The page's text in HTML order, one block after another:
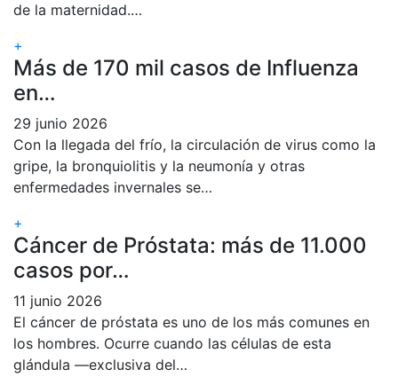
de la maternidad.…
+
Más de 170 mil casos de Influenza
en…
29 junio 2026
Con la llegada del frío, la circulación de virus como la
gripe, la bronquiolitis y la neumonía y otras
enfermedades invernales se…
+
Cáncer de Próstata: más de 11.000
casos por…
11 junio 2026
El cáncer de próstata es uno de los más comunes en
los hombres. Ocurre cuando las células de esta
glándula —exclusiva del…